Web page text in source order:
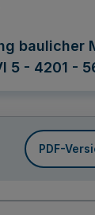
baulicher
5 - 4201 -
PDF-